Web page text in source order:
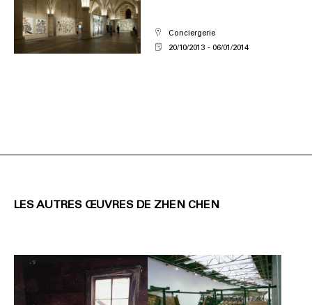
Conciergerie
20/10/2013
06/01/2014
LES AUTRES ŒUVRES DE ZHEN CHEN